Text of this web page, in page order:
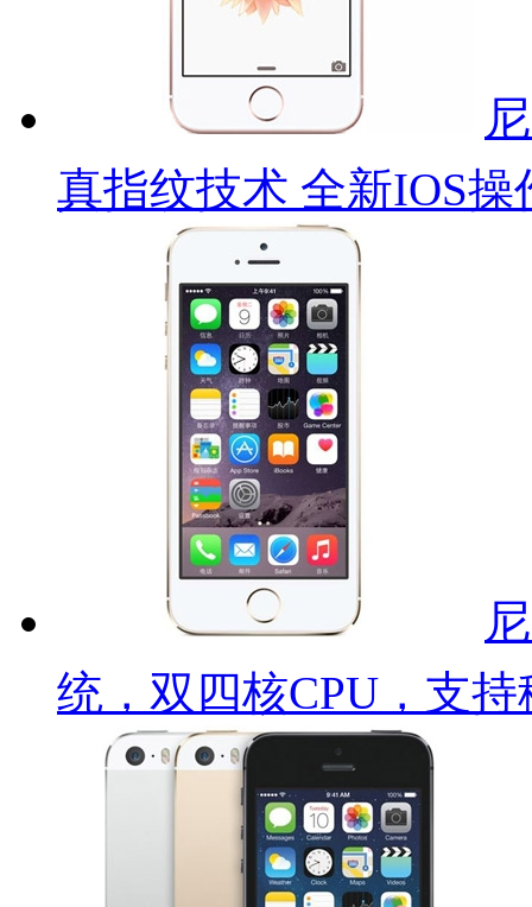
真指纹技术 全新IOS操
统，双四核CPU，支